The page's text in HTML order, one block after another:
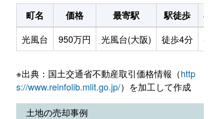
町名 価格 最寄駅 駅徒歩
専
光風台
950万円 光風台(大阪) 徒歩4分
※出典：国土交通省不動産取引価格情報（http
s://www.reinfolib.mlit.go.jp/）を加工して作成
土地の売却事例